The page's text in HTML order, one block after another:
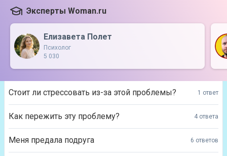
Эксперты Woman.ru
Елизавета Полет
Психолог
5 030
Стоит ли стрессовать из-за этой проблемы? 1 ответ
Как пережить эту проблему? 4 ответа
Меня предала подруга 6 ответов